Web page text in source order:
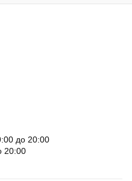
до 20:00
20:00